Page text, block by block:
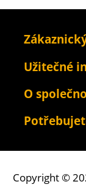
Užitečné
O
Copyright ©